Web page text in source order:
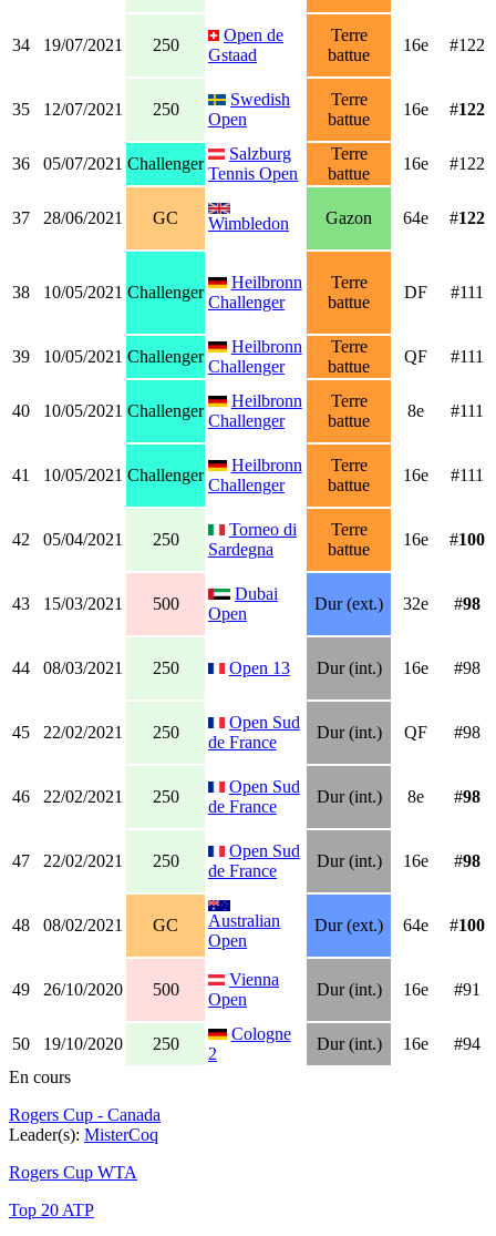
34 19/07/2021 250
Open de
Gstaad
Terre
battue
16e #122
35 12/07/2021 250
Swedish
Open
Terre
battue
16e #122
36 05/07/2021 Challenger
Salzburg
Tennis Open
Terre
battue
16e #122
37 28/06/2021 GC Wimbledon Gazon 64e #122
38 10/05/2021 Challenger
Heilbronn
Challenger
Terre
battue
DF #111
39 10/05/2021 Challenger
Heilbronn
Challenger
Terre
battue
QF #111
40 10/05/2021 Challenger
Heilbronn
Challenger
Terre
battue
8e #111
41 10/05/2021 Challenger
Heilbronn
Challenger
Terre
battue
16e #111
42 05/04/2021 250
Torneo di
Sardegna
Terre
battue
16e #100
43 15/03/2021 500
Dubai
Open
Dur (ext.) 32e #98
44 08/03/2021 250 Open 13 Dur (int.) 16e #98
45 22/02/2021 250
Open Sud
de France
Dur (int.) QF #98
46 22/02/2021 250
Open Sud
de France
Dur (int.) 8e #98
47 22/02/2021 250
Open Sud
de France
Dur (int.) 16e #98
48 08/02/2021 GC
Australian
Open
Dur (ext.) 64e #100
49 26/10/2020 500
Vienna
Open
Dur (int.) 16e #91
50 19/10/2020 250
Cologne
2
Dur (int.) 16e
#94
En cours
Rogers Cup - Canada
Leader(s): MisterCoq
Rogers Cup WTA
Top 20 ATP